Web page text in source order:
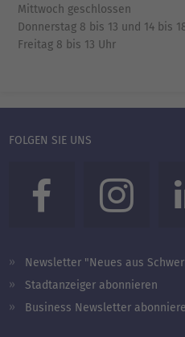
Mittwoch geschlossen
Donnerstag 8 bis 13 und 14 bis
Freitag 8 bis 13 Uhr
FOLGEN SIE UNS
Newsletter "Neues aus
Stadtanzeiger abonnieren
Business Newsletter